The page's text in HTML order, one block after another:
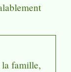
la famille,